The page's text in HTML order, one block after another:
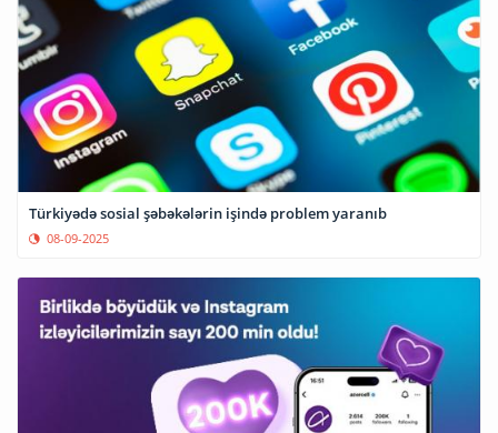
Türkiyədə sosial şəbəkələrin işində problem yaranıb
08-09-2025